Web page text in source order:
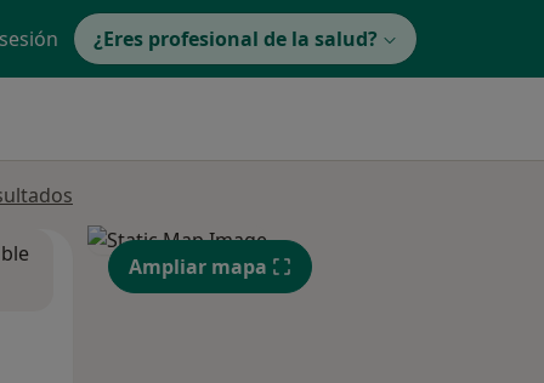
¿Eres profesional de la salud?
Ampliar mapa